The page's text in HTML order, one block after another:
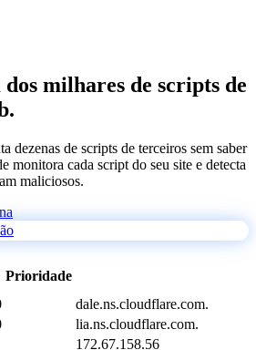
milhares de scripts de
dezenas de scripts de terceiros sem saber
monitora cada script do seu site e detecta
maliciosos.
Prioridade
dale.ns.cloudflare.com.
lia.ns.cloudflare.com.
172.67.158.56